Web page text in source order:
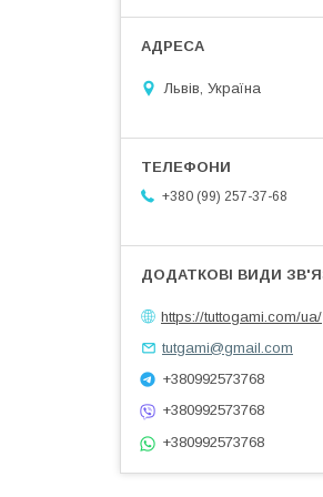
Львів, Україна
+380 (99) 257-37-68
https://tuttogami.com/ua/
tutgami@gmail.com
+380992573768
+380992573768
+380992573768